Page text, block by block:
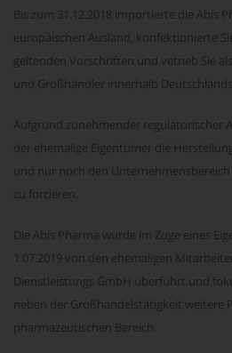
Bis zum 31.12.2018 importierte die Abis
europäischen Ausland, konfektionierte
geltenden Vorschriften und vetrieb Sie
und Großhändler innerhalb Deutschlands.
Aufgrund zunehmender regulatorischer
der ehemalige Eigentümer die
und nur noch den
zu forcieren.
Die Abis Pharma wurde im Zuge eines
1.07.2019 von den ehemaligen
Dienstleistungs GmbH überführt und
neben der Großhandelstätigkeit weitere
pharmazeutischen Bereich.